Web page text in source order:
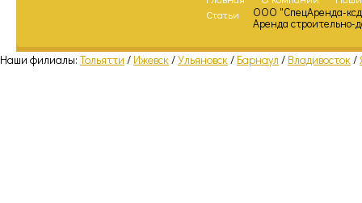
Статьи
ООО "СпецАренда-
Аренда строительно-
Наши филиалы: Тольятти / Ижевск/Ульяновск/ Барнаул / Владивосток/